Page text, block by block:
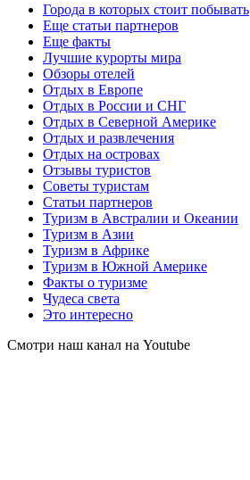
Города в которых стоит побывать
Еще статьи партнеров
Еще факты
Лучшие курорты мира
Обзоры отелей
Отдых в Европе
Отдых в России и СНГ
Отдых в Северной Америке
Отдых и развлечения
Отдых на островах
Отзывы туристов
Советы туристам
Статьи партнеров
Туризм в Австралии и Океании
Туризм в Азии
Туризм в Африке
Туризм в Южной Америке
Факты о туризме
Чудеса света
Это интересно
Смотри наш канал на Youtube